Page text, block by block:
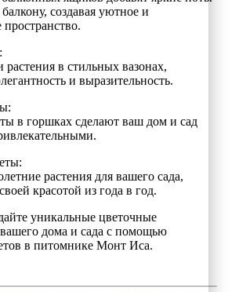
создавая уютное и
пространство.
растения в стильных вазонах,
и выразительность.
в горшках сделают ваш дом и сад
растения для вашего сада,
красотой из года в год.
уникальные цветочные
дома и сада с помощью
в питомнике Монт Иса.